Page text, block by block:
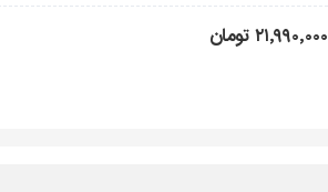
۲۱٬۹۹۰٬۰۰۰ تومان